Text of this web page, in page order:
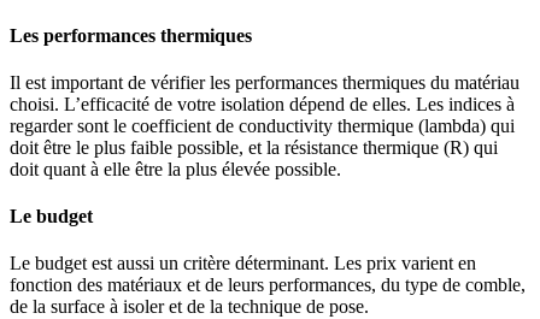
Les performances thermiques
Il est important de vérifier les performances thermiques du matériau
choisi. L’efficacité de votre isolation dépend de elles. Les indices à
regarder sont le coefficient de conductivity thermique (lambda) qui
doit être le plus faible possible, et la résistance thermique (R) qui
doit quant à elle être la plus élevée possible.
Le budget
Le budget est aussi un critère déterminant. Les prix varient en
fonction des matériaux et de leurs performances, du type de comble,
de la surface à isoler et de la technique de pose.